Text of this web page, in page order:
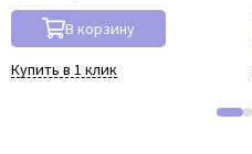
В корзину
Купить в 1 клик